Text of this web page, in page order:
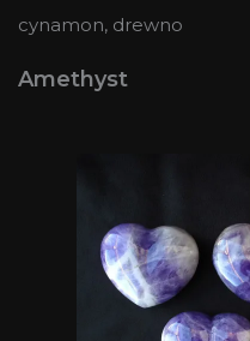
cynamon, drewno
Amethyst